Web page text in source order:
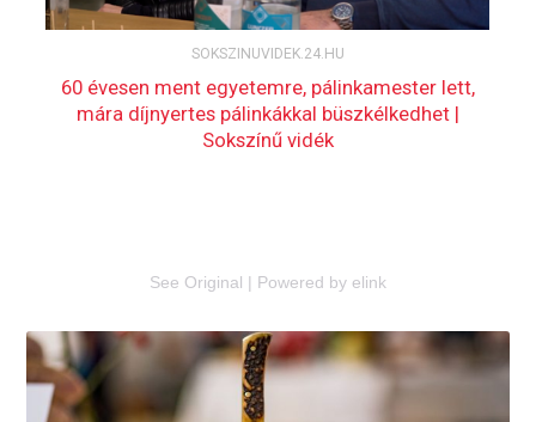
See Original | Powered by elink